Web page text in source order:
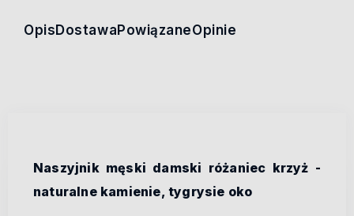
Opis Dostawa PowiązaneOpinie
Naszyjnik męski damski różaniec krzyż -
naturalne kamienie, tygrysie oko